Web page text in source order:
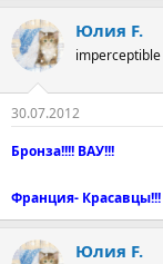
Юлия F.
imperceptible
30.07.2012
Бронза!!!! ВАУ!!!
Франция- Красавцы!!!
Юлия F.